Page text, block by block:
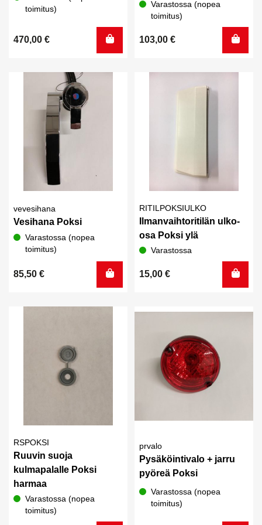
toimitus)
470,00 €
Varastossa (nopea
toimitus)
103,00 €
vevesihana
Vesihana Poksi
Varastossa (nopea
toimitus)
85,50 €
RITILPOKSIULKO
Ilmanvaihtoritilän ulko-
osa Poksi ylä
Varastossa
15,00 €
RSPOKSI
Ruuvin suoja
kulmapalalle Poksi
harmaa
Varastossa (nopea
toimitus)
prvalo
Pysäköintivalo + jarru
pyöreä Poksi
Varastossa (nopea
toimitus)